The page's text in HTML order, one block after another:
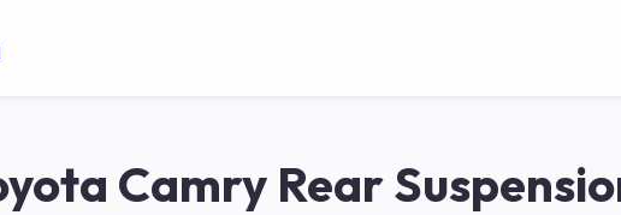
Camry Rear